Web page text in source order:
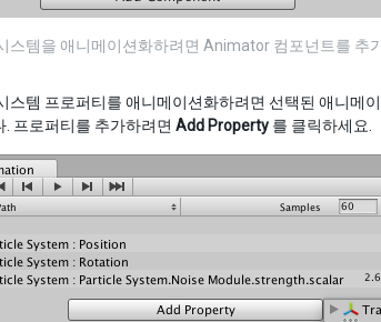
스템을 애니메이션화하려면 Animator 컴포넌트를 추
스템 프로퍼티를 애니메이션화하려면 선택된 애니메
. 프로퍼티를 추가하려면 Add Property 를 클릭하세요.